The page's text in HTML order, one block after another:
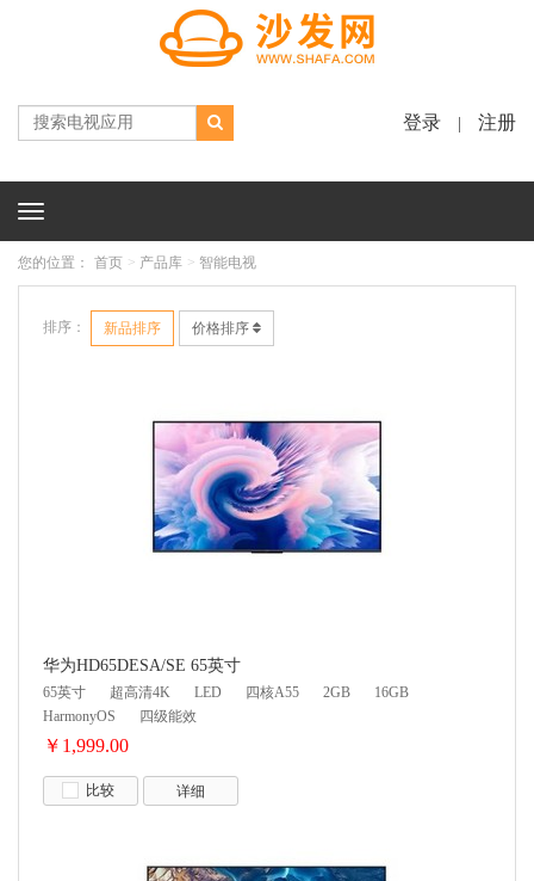
登录 注册
Toggle
您的位置： 首页 产品库 智能电视
排序： 新品排序 价格排序
华为HD65DESA/SE 65英寸
65英寸 超高清4K LED 四核A55 2GB
16GB
HarmonyOS
四级能效
￥1,999.00
比较 详细